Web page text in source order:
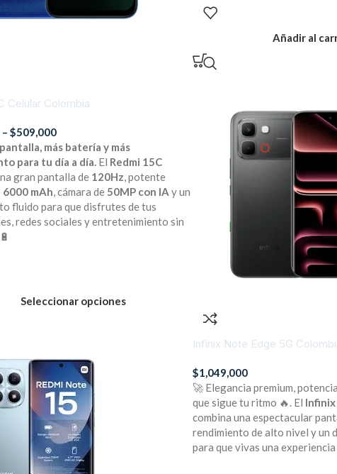
Celular Colombia
– $509,000
más batería y más
para tu día a día. El Redmi 15C
gran pantalla de 120Hz, potente
6000 mAh, cámara de 50MP con IA y un
fluido para que disfrutes de tus
redes sociales y entretenimiento sin
Seleccionar opciones
Añadir al
Infinix Note Edge 5G
$1,049,000
🚀 Elegancia premium,
que sigue tu ritmo 🔥. El
combina una espectacular
rendimiento de alto nivel y un
para que vivas una experiencia